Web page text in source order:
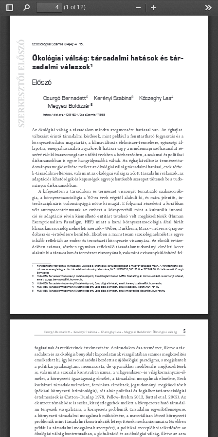
Toggle
Find
(1 of 12)
Zoom
SZERKESZTŐI ELŐSZÓ Szociológiai Szemle 34(4): 4–15.
Ökológiai válság: társadalmi hatások és tár-
sadalmi válaszok1
Előszó
Csurgó Bernadett2 – Kerényi Szabina3 – Kőszeghy Lea4
– Megyesi Boldizsár5
https://doi.org/10.51624/SzocSzemle.17969
Az  ökológiai  válság  a  társadalom  minden  szegmensére  hatással  van.  Az  éghajlat-
változást  érintő  társadalmi  kérdések,  mint  például  a  fenntartható  fogyasztás  és  a
környezettudatos  magatartás,  a  klímaváltozás  élelmiszer-termelésre,  egészségi  ál-
lapotra,  energiahasználatra  gyakorolt  hatásai  vagy  a  mindennapi  szóhasználat  ré-
szévé vált klímaszorongás az utóbbi években a közbeszédben, a szakmai és politikai
diskurzusokban  is  egyre  hangsúlyosabbá  váltak.  Az  éghajlatváltozás  természettu-
dományos megközelítése mellett az ökológiai válság társadalmi hatásai, ezek térbe-
li-társadalmi eltérései, valamint az ökológiai válságra adott társadalmi válaszok, az
adaptációs lehetőségek és képességek egyre jelentősebb szerepet töltenek be a tudo-
mányos diskurzusokban.
A  kifejezetten  a  társadalom  és  természet  viszonyát  tematizáló  szakszocioló-
gia,  a  környezetszociológia  a  ’60-es  évek  végétől  alakult  ki,  és  mára  jelentős,  in-
terdiszciplináris  tudományággá  nőtte  ki  magát.  E  folyamat  részeként  a  korábban
vélt  antropocentrizmusuk  az  embert  a  környezetből  mint  a  kulturális  innová-
ció  és  adaptáció  révén  kiemelhető  entitást  tételező  vélt  megközelítésük  (Human
Exemptionalism  Paradigm,  HEP)  miatt  a  korai  környezetszociológia  által  bírált
klasszikus szociológiaelméleti szerzők – Weber, Durkheim, Marx – művei is újragon-
dolásra és -értékelésre kerültek. Eközben a mainstream szociológiaelmélet is egyre
inkább  reflektált  az  ember  és  természeti  környezete  viszonyára.  Az  elmúlt  évtize-
dekben  számos,  részben  egymásra  reflektáló  társadalomtudományi  elméleti  keret
alakult ki a társadalom és természet viszonyának, valamint e viszony különböző fel-
1 Fenntartható fogyasztási mintázatok, viselkedési stratégiák és tudáshasználat a magyar társadalomban. A fenntartható élel-
miszer- és energiafogyasztás társadalomtudományi elemzése, NKFIH K138020, 2021.10.01 – 2025.09.30. Kutatásvezető: Csurgó
Bernadett
2
HUN-REN Társadalomtudományi Kutatóközpont, Szociológiai Intézet; METU Marketing és Kommunikáció-tudományi Intézet,
email: csurgo.bernadett@tk.hun-ren.hu
3    HUN-REN Társadalomtudományi Kutatóközpont, Szociológiai Intézet, email: kerenyi.szabina@tk.hun-ren.hu
4    HUN-REN Társadalomtudományi Kutatóközpont, Szociológiai Intézet, email: koszeghy.lea@tk.hun-ren.hu
5    HUN-REN Társadalomtudományi Kutatóközpont, Szociológiai Intézet, email: megyesi.boldizsar@tk.hun-ren.hu
5
Csurgó Bernadett – Kerényi Szabina – Kőszeghy Lea – Megyesi Boldizsár: Ökológiai válság
fogásainak és vetületeinek értelmezésére. A társadalom és a természet, illetve a tár-
sadalom és az ökológia bonyolult kapcsolatának vizsgálatában számos megközelítés
emelkedett ki, így körvonalazódni kezdett az új ökológiai paradigma, s megjelentek
a  politikai  gazdaságtani,  neomarxista,  de  ugyanakkor  neoliberális  megközelítések
is,  valamint  a  szociális  konstruktivizmus,  a  világrendszer-  és  világkormányzás-el-
mélet,  a  környezeti  igazságosság  elmélet,  a  társadalmi  mozgalmak  elmélete,  Beck
kockázati  társadalomelmélete,  feminista  elméletek,  jogtudományi  megközelítések
(például  környezeti  kriminológia),  sőt  akár  politikai  és  foglalkoztatásszociológiai
értelmezések is (Catton–Dunlap 1978, Pellow–Brehm 2013, Buttel et al. 2002). Az
elemzett témák köre is széles, kiterjed egyebek mellett a környezetre ható társadal-
mi  tényezők  vizsgálatára,  a  környezeti  problémák  társadalmi  egyenlőtlenségeire,
a  környezeti  társadalmi  mozgalmak  működésére,  a  materiálisan  létező  környezeti
problémák mint társadalmi konstrukciók létrejöttének mechanizmusaira (és ebben
például  a  társadalmi  mozgalmak  szerepére),  a  politikai  szereplők  viselkedésére  az
ökológiai válság kontextusában, a globalizáció és az ökológiai válság, illetve az arra